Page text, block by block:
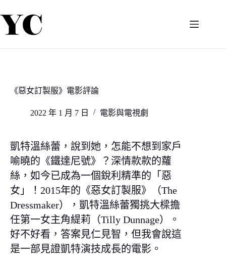
至
《惡女訂製服》電影評論
2022 年 1 月 7 日 電影與電視劇
凱特溫絲蕾 ，說到她，怎能不想到家戶
喻曉的《鐵達尼號》？深情款款的蘿
絲，如今已成為一個銳利精準的「惡
女」！2015年的《惡女訂製服》（The
Dressmaker），凱特溫絲蕾獨挑大樑擔
任第一女主角緹莉（Tilly Dunnage）。
好不好看，答案見仁見智，但我會說這
是一部見證凱特演技成長的電影。